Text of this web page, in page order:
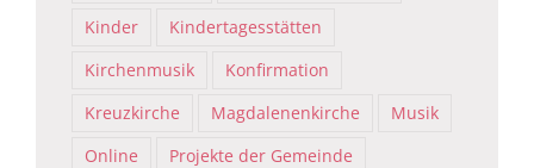
Kinder
Kindertagesstätten
Kirchenmusik
Konfirmation
Kreuzkirche
Magdalenenkirche
Musik
Online
Projekte der Gemeinde